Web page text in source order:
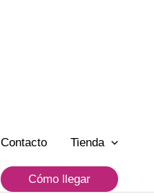
Contacto Tienda
Cómo llegar